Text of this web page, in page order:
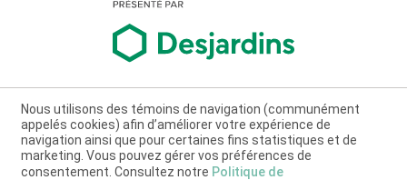
Nous utilisons des témoins de navigation (communément
appelés cookies) afin d’améliorer votre expérience de
navigation ainsi que pour certaines fins statistiques et de
marketing. Vous pouvez gérer vos préférences de
consentement. Consultez notre Politique de